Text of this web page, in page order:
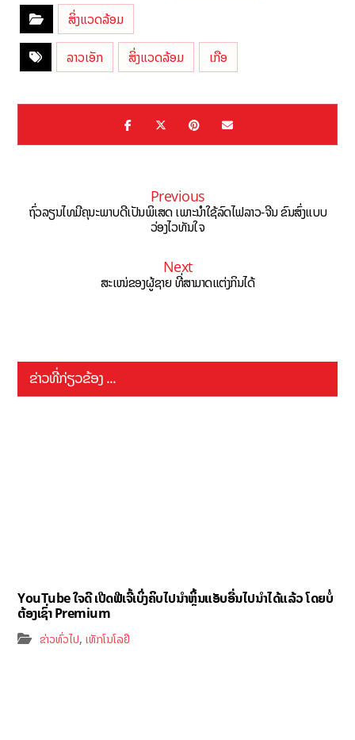
ສິ່ງແວດລ້ອມ
ລາວເອັກ ສິ່ງແວດລ້ອມ ເກືອ
Previous
ຖົ່ວລຽນໄທມີຄຸນະພາບດີເປັນພິເສດ ເພາະນຳໃຊ້ລົດໄຟລາວ-ຈີນ ຂົນສົ່ງແບບ
ວ່ອງໄວທັນໃຈ
Next
ສະເໜ່ຂອງຜູ້ຊາຍ ທີ່ສາມາດແຕ່ງກິນໄດ້
ຂ່າວທີ່ກ່ຽວຂ້ອງ ...
YouTube ໃຈດີ ເປີດຟີເຈີ້ເບິ່ງຄິບໄປນຳຫຼິ້ນແອັບອື່ນໄປນຳໄດ້ແລ້ວ ໂດຍບໍ່
ຕ້ອງເຊົ່າ Premium
ຂ່າວທົ່ວໄປ,ເທັກໂນໂລຢີ